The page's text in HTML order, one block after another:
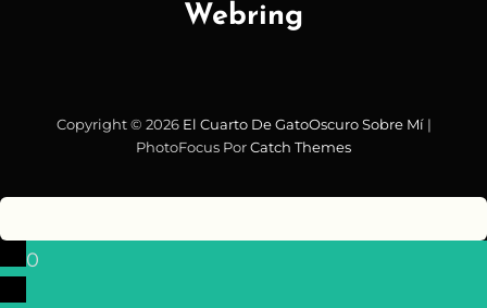
Webring
Copyright © 2026 El Cuarto De GatoOscuro Sobre Mí|
PhotoFocus PorCatch Themes
0